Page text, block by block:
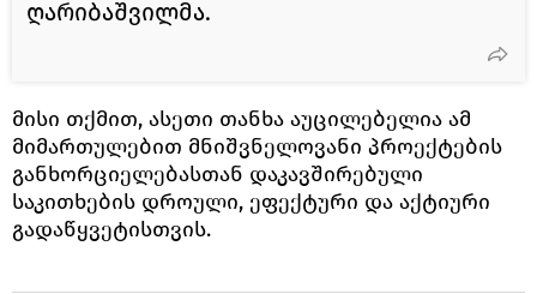
ღარიბაშვილმა.
მისი თქმით, ასეთი თანხა აუცილებელია ამ
მიმართულებით მნიშვნელოვანი პროექტების
განხორციელებასთან დაკავშირებული
საკითხების დროული, ეფექტური და აქტიური
გადაწყვეტისთვის.